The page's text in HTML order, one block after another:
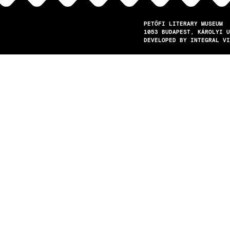
PETŐFI LITERARY MUSEUM
1053
BUDAPEST
KÁROLYI
DEVELOPED BY INTEGRAL